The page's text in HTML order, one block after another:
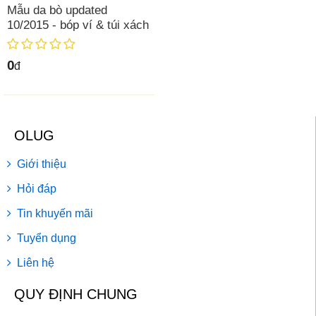
Mẫu da bò updated
10/2015 - bóp ví & túi xách
0đ
OLUG
Giới thiệu
Hỏi đáp
Tin khuyến mãi
Tuyển dụng
Liên hệ
QUY ĐỊNH CHUNG